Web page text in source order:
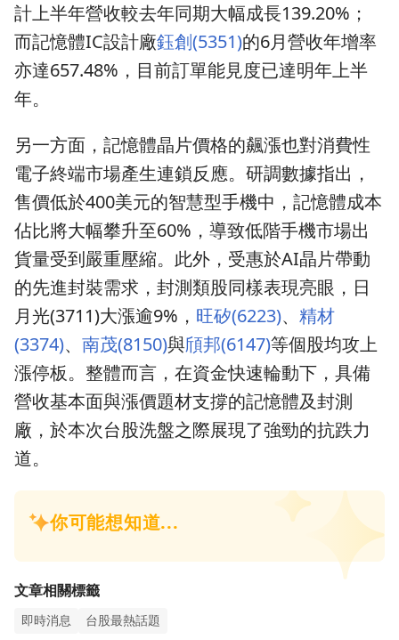
計上半年營收較去年同期大幅成長139.20%；
而記憶體IC設計廠鈺創(5351)的6月營收年增率
亦達657.48%，目前訂單能見度已達明年上半
年。
另一方面，記憶體晶片價格的飆漲也對消費性
電子終端市場產生連鎖反應。研調數據指出，
售價低於400美元的智慧型手機中，記憶體成本
佔比將大幅攀升至60%，導致低階手機市場出
貨量受到嚴重壓縮。此外，受惠於AI晶片帶動
的先進封裝需求，封測類股同樣表現亮眼，日
月光(3711)大漲逾9%， 旺矽(6223)、 精材
(3374)、 南茂(8150)與頎邦(6147)等個股均攻上
漲停板。整體而言，在資金快速輪動下，具備
營收基本面與漲價題材支撐的記憶體及封測
廠，於本次台股洗盤之際展現了強勁的抗跌力
道。
文章相關標籤
即時消息 台股最熱話題